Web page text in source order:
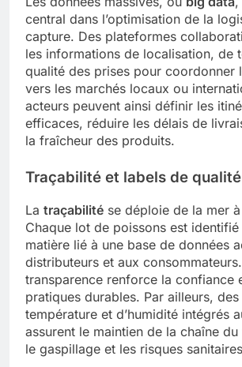
central dans l’optimisation de la
capture. Des plateformes
les informations de localisation, de
qualité des prises pour coordonner
vers les marchés locaux ou
acteurs peuvent ainsi définir les
efficaces, réduire les délais de
la fraîcheur des produits.
Traçabilité et labels de qualité
La traçabilité se déploie de la mer à
Chaque lot de poissons est
matière lié à une base de données
distributeurs et aux
transparence renforce la confiance
pratiques durables. Par ailleurs,
température et d’humidité intégrés
assurent le maintien de la chaîne
le gaspillage et les risques